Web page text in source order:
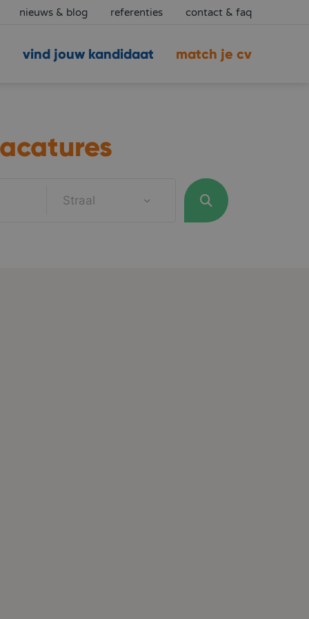
nieuws & blog referenties contact & faq
match je cv
vind jouw kandidaat
Straal